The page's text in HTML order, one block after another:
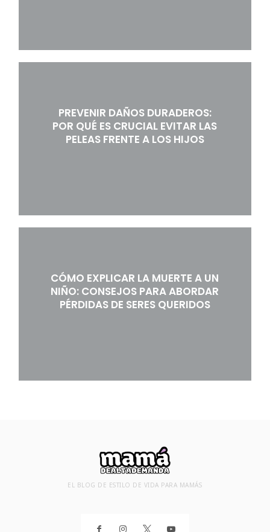
PREVENIR DAÑOS DURADEROS:
POR QUÉ ES CRUCIAL EVITAR LAS
PELEAS FRENTE A LOS HIJOS
CÓMO EXPLICAR LA MUERTE A UN
NIÑO: CONSEJOS PARA ABORDAR
PÉRDIDAS DE SERES QUERIDOS
EL BLOG DE ESTILO DE VIDA PARA MAMÁS